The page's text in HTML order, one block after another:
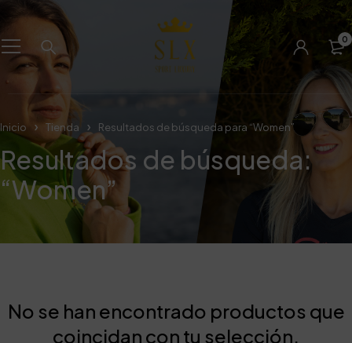
0
Inicio Tienda Resultados de búsqueda para “Women”
Resultados de búsqueda:
“Women”
No se han encontrado productos que
coincidan con tu selección.